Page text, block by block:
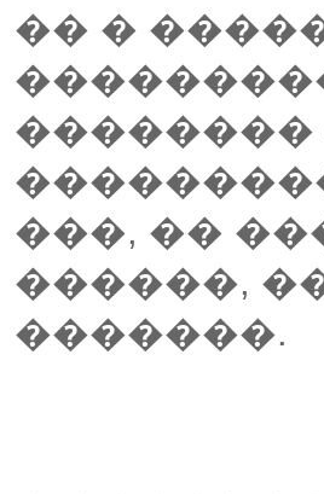
�� �
��������
�߻ � ���� �������
������,
�������.